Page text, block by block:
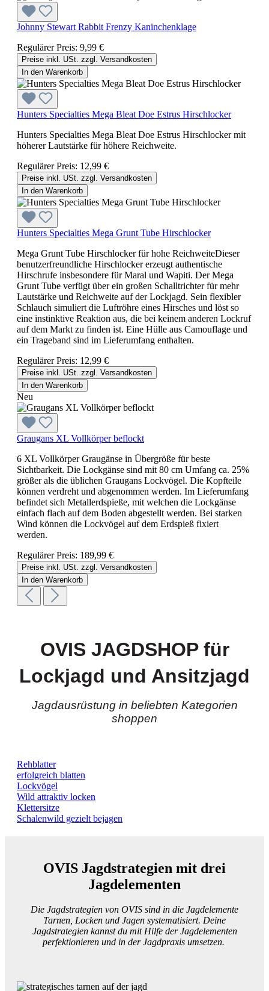
Johnny Stewart Rabbit Frenzy Kaninchenklage
Regulärer Preis: 9,99 €
Preise inkl. USt. zzgl. Versandkosten
In den Warenkorb
Hunters Specialties Mega Bleat Doe Estrus Hirschlocker
Hunters Specialties Mega Bleat Doe Estrus Hirschlocker mit
höherer Lautstärke für höhere Reichweite.
Regulärer Preis: 12,99 €
Preise inkl. USt. zzgl. Versandkosten
In den Warenkorb
Hunters Specialties Mega Grunt Tube Hirschlocker
Mega Grunt Tube Hirschlocker für hohe ReichweiteDieser
benutzerfreundliche Hirschlocker erzeugt authentische
Hirschrufe insbesondere für Maral und Wapiti. Der Mega
Grunt Tube verfügt über ein großen Schalltrichter für mehr
Lautstärke und Reichweite auf der Lockjagd. Sein flexibler
Schlauch simuliert die Luftröhre eines Hirsches und löst so
eine instinktive Reaktion aus, die bei keinem anderen Lockruf
auf dem Markt zu finden ist. Eine Hülle aus Camouflage und
ein Trageband sind im Lieferumfang enthalten.
Regulärer Preis: 12,99 €
Preise inkl. USt. zzgl. Versandkosten
In den Warenkorb
Neu
Graugans XL Vollkörper beflockt
6 XL Vollkörper Graugänse in Übergröße für beste
Sichtbarkeit. Die Lockgänse sind mit 80 cm Umfang ca. 25%
größer als die üblichen Graugans Lockvögel. Die Kopfteile
können verdreht und abgenommen werden. Im Lieferumfang
befindet sich Metallerdspieße, mit welchen die Lockgänse
einfach flach auf dem Boden abgestellt werden. Bei starken
Wind können die Lockvögel auf dem Erdspieß fixiert
werden.
Regulärer Preis: 189,99 €
Preise inkl. USt. zzgl. Versandkosten
In den Warenkorb
OVIS JAGDSHOP für
Lockjagd und Ansitzjagd
Jagdausrüstung in beliebten Kategorien
shoppen
Rehblatter
erfolgreich blatten
Lockvögel
Wild attraktiv locken
Klettersitze
Schalenwild gezielt bejagen
OVIS Jagdstrategien mit drei
Jagdelementen
Die Jagdstrategien von OVIS sind in die Jagdelemente
Tarnen, Locken und Jagen systematisiert. Deine
Jagdstrategien kannst du mit Hilfe der Jagdelementen
perfektionieren und in der Jagdpraxis umsetzen.